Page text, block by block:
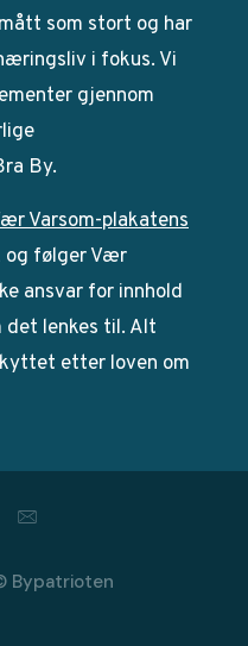
som stort og har
i fokus. Vi
gjennom
By.
Varsom-plakatens
og følger Vær
ansvar for innhold
det lenkes til. Alt
etter loven om
Bypatrioten